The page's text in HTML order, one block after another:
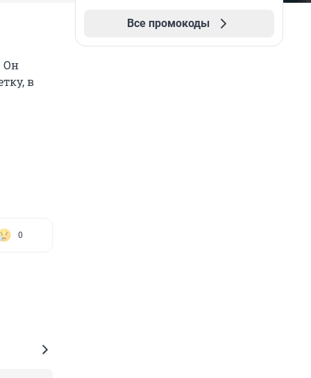
Он
в
0
Все промокоды